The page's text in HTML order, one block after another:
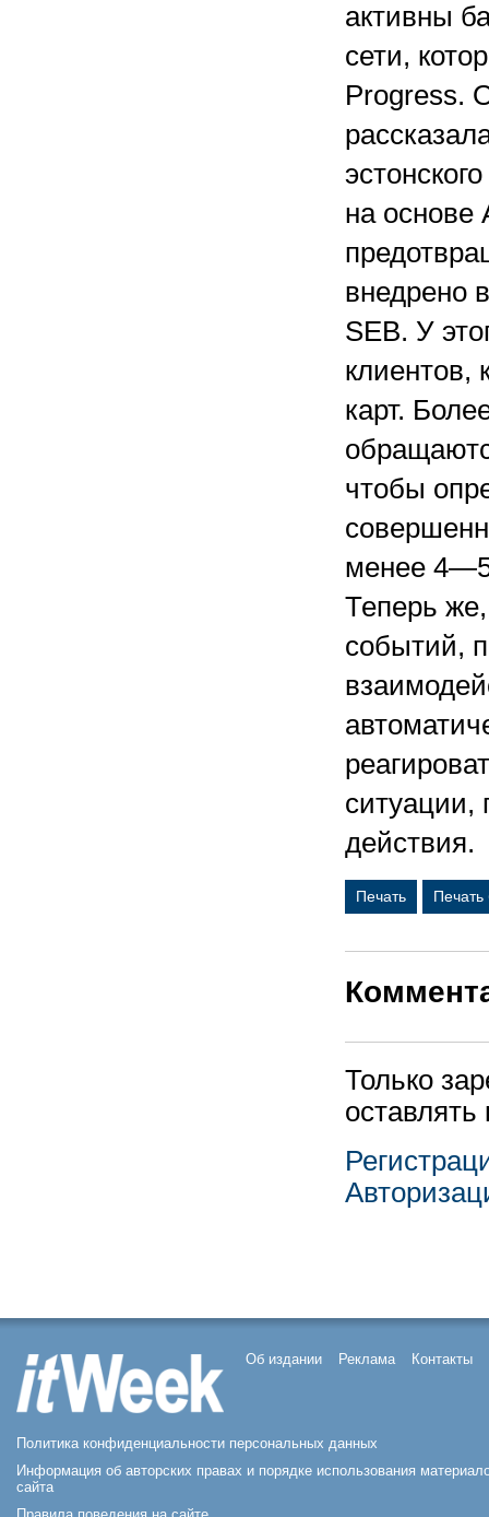
активны
сети,
Progress.
на основе
внедрено
SEB. У
клиентов,
карт.
чтобы
менее
Теперь
событий,
ситуации,
действия.
Печать Печать
Только
Об издании Реклама Контакты
Политика конфиденциальности персональных данных
Информация об авторских правах и порядке использования
сайта